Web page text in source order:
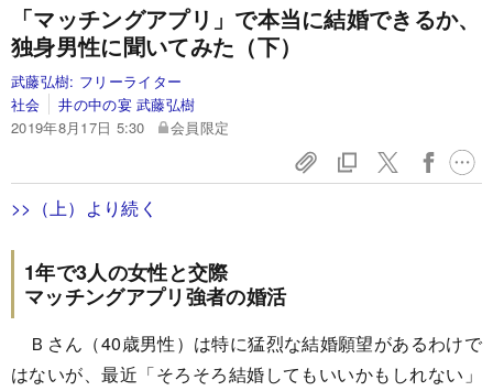
「マッチングアプリ」で本当に結婚できるか、
独身男性に聞いてみた（下）
武藤弘樹: フリーライター
社会
井の中の宴 武藤弘樹
2019年8月17日 5:30
会員限定
>>（上）より続く
1年で3人の女性と交際
マッチングアプリ強者の婚活
Ｂさん（40歳男性）は特に猛烈な結婚願望があるわけで
はないが、最近「そろそろ結婚してもいいかもしれない」